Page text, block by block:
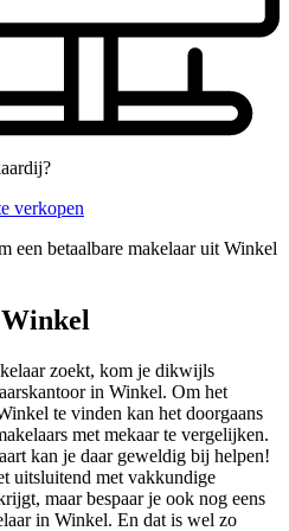
verkopen
een betaalbare makelaar uit Winkel
zoekt, kom je dikwijls
in Winkel. Om het
te vinden kan het doorgaans
met mekaar te vergelijken.
kan je daar geweldig bij helpen!
uitsluitend met vakkundige
maar bespaar je ook nog eens
in Winkel. En dat is wel zo